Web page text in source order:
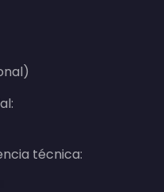
técnica: